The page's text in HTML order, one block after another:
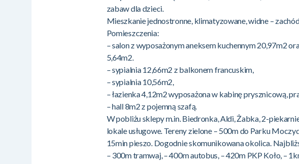
zabaw dla dzieci.
Mieszkanie jednostronne, klimatyzowane, widne –
Pomieszczenia:
– salon z wyposażonym aneksem kuchennym 20,97m2
5,64m2.
– sypialnia 12,66m2 z balkonem francuskim,
– sypialnia 10,56m2,
– łazienka 4,12m2 wyposażona w kabinę prysznicową,
– hall 8m2 z pojemną szafą.
W pobliżu sklepy m.in. Biedronka, Aldi, Żabka, 2-
lokale usługowe. Tereny zielone – 500m do Parku
15min pieszo. Dogodnie skomunikowana okolica.
– 300m tramwaj, – 400m autobus, – 420m PKP Koło, –